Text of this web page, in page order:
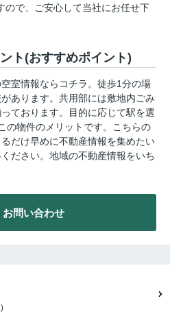
ので、ご安心して当社にお任せ下
ト(おすすめポイント)
室情報ならコチラ。徒歩1分の場
あります。共用部には敷地内ごみ
ております。目的に応じて駅を選
の物件のメリットです。こちらの
だけ早めに不動産情報を集めたい
ださい。地域の不動産情報をいち
お問い合わせ